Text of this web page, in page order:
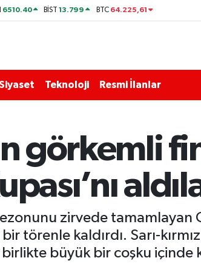
6510.40 BİST13.799 BTC 64.225,61
Teknoloji Resmi İlanlar
görkemli
zirvede tamamlayan
törenle kaldırdı. Sarı-
büyük bir coşku içinde